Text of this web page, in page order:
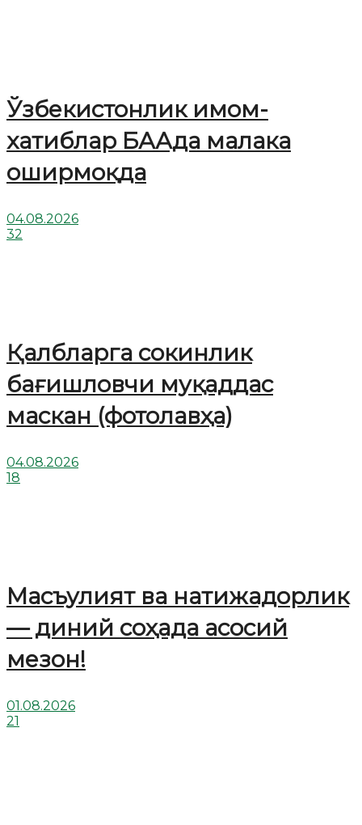
Ўзбекистонлик имом-
хатиблар БААда малака
оширмоқда
04.08.2026
32
Қалбларга сокинлик
бағишловчи муқаддас
маскан (фотолавҳа)
04.08.2026
18
Масъулият ва натижадорлик
— диний соҳада асосий
мезон!
01.08.2026
21